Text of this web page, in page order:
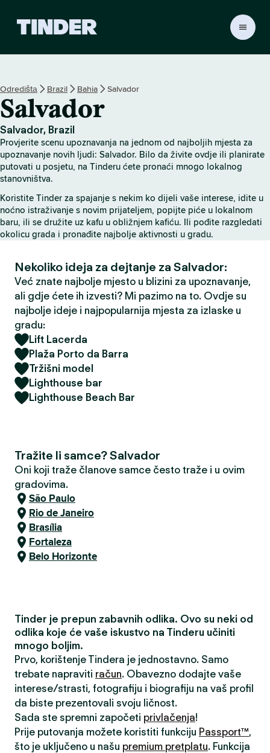
r
H
o
e
Odredištа Brazil Bahia Salvador
Salvador
Salvador, Brazil
Provjerite scenu upoznavanja na jednom od najboljih mjesta za
upoznavanje novih ljudi: Salvador. Bilo da živite ovdje ili planirate
putovati u posjetu, na Tinderu ćete pronaći mnogo lokalnog
stanovništva.
Koristite Tinder za spajanje s nekim ko dijeli vaše interese, idite u
noćno istraživanje s novim prijateljem, popijte piće u lokalnom
baru, ili se družite uz kafu u obližnjem kafiću. Ili pođite razgledati
okolicu grada i pronađite najbolje aktivnosti u gradu.
Nekoliko ideja za dejtanje za Salvador:
Već znate najbolje mjesto u blizini za upoznavanje,
ali gdje ćete ih izvesti? Mi pazimo na to. Ovdje su
najbolje ideje i najpopularnija mjesta za izlaske u
gradu:
Lift Lacerda
Plaža Porto da Barra
Tržišni model
Lighthouse bar
Lighthouse Beach Bar
Tražite li samce? Salvador
Oni koji traže članove samce često traže i u ovim
gradovima.
São Paulo
Rio de Janeiro
Brasília
Fortaleza
Belo Horizonte
Tinder je prepun zabavnih odlika. Ovo su neki od
odlika koje će vaše iskustvo na Tinderu učiniti
mnogo boljim.
Prvo, korištenje Tindera je jednostavno. Samo
trebate napraviti račun. Obavezno dodajte vaše
interese/strasti, fotografiju i biografiju na vaš profil
da biste prezentovali svoju ličnost.
Sada ste spremni započeti privlačenja!
Prije putovanja možete koristiti funkciju Passport™,
što je uključeno u našu premium pretplatu. Funkcija